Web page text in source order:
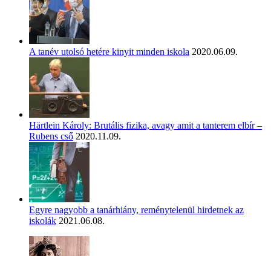
A tanév utolsó hetére kinyit minden iskola 2020.06.09.
Härtlein Károly: Brutális fizika, avagy amit a tanterem elbír –
Rubens cső 2020.11.09.
Egyre nagyobb a tanárhiány, reménytelenül hirdetnek az
iskolák 2021.06.08.